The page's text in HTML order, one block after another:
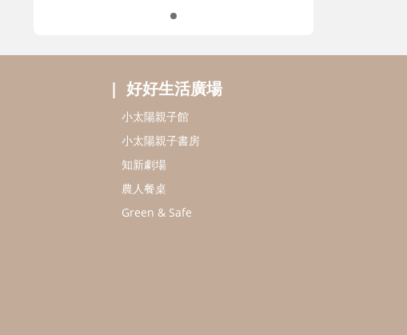
好好生活廣場
小太陽親子館
小太陽親子書房
知新劇場
農人餐桌
Green & Safe